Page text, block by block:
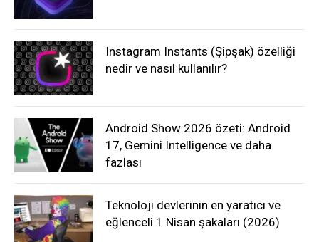
Instagram Instants (Şipşak) özelliği
nedir ve nasıl kullanılır?
Android Show 2026 özeti: Android
17, Gemini Intelligence ve daha
fazlası
Teknoloji devlerinin en yaratıcı ve
eğlenceli 1 Nisan şakaları (2026)